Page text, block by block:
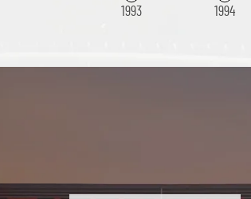
1993 1994